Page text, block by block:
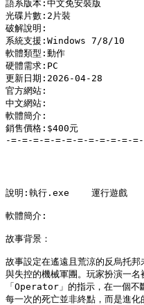
語系版本:中文免安裝版
光碟片數:2片裝
破解說明:
系統支援:Windows 7/8/10
軟體類型:動作
硬體需求:PC
更新日期:2026-04-28
官方網站:
中文網站:
軟體簡介:
銷售價格:$400元
-=-=-=-=-=-=-=-=-=-=-=-
說明:執行.exe    運行遊戲
軟體簡介:
故事背景：
故事設定在遙遠且荒涼的反烏托
與失控的機械軍團。玩家扮演一
「Operator」的指示，在一個不
每一次的死亡並非終點，而是進